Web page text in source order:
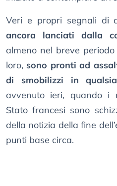
Veri e propri segnali di
ancora lanciati dalla
almeno nel breve
loro, sono pronti ad
di smobilizzi in
avvenuto ieri, quando i
Stato francesi sono
della notizia della fine
punti base circa.